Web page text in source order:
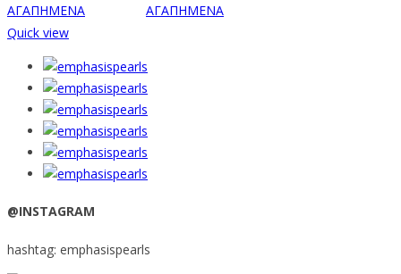
ΑΓΑΠΗΜΕΝΑ
ΑΓΑΠΗΜΕΝΑ
Quick view
@INSTAGRAM
hashtag: emphasispearls